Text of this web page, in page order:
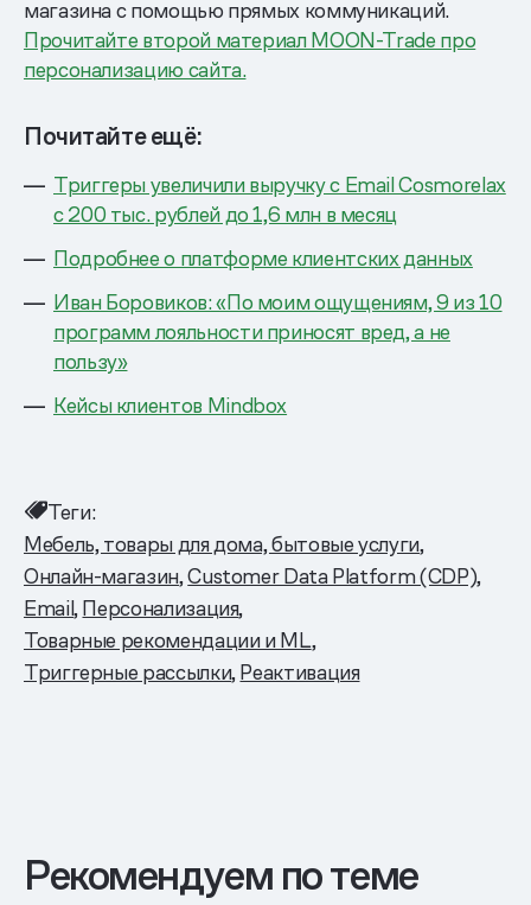
магазина с помощью прямых коммуникаций.
Прочитайте второй материал MOON-Trade про
персонализацию сайта.
Почитайте ещё:
Триггеры увеличили выручку с Email Cosmorelax
с 200 тыс. рублей до 1,6 млн в месяц
Подробнее о платформе клиентских данных
Иван Боровиков: «По моим ощущениям, 9 из 10
программ лояльности приносят вред, а не
пользу»
Кейсы клиентов Mindbox
Теги:
Мебель, товары для дома, бытовые услуги
Онлайн-магазин Customer Data Platform (CDP)
Email Персонализация
Товарные рекомендации и ML
Триггерные рассылки Реактивация
Рекомендуем по теме